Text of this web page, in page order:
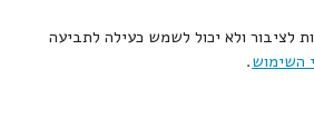
לציבור ולא יכול לשמש כעילה לתביעה
השימוש.